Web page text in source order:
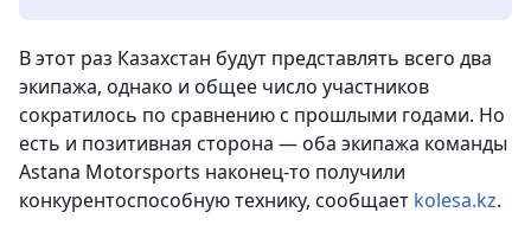
В этот раз Казахстан будут представлять всего два
экипажа, однако и общее число участников
сократилось по сравнению с прошлыми годами. Но
есть и позитивная сторона — оба экипажа команды
Astana Motorsports наконец-то получили
конкурентоспособную технику, сообщает kolesa.kz.